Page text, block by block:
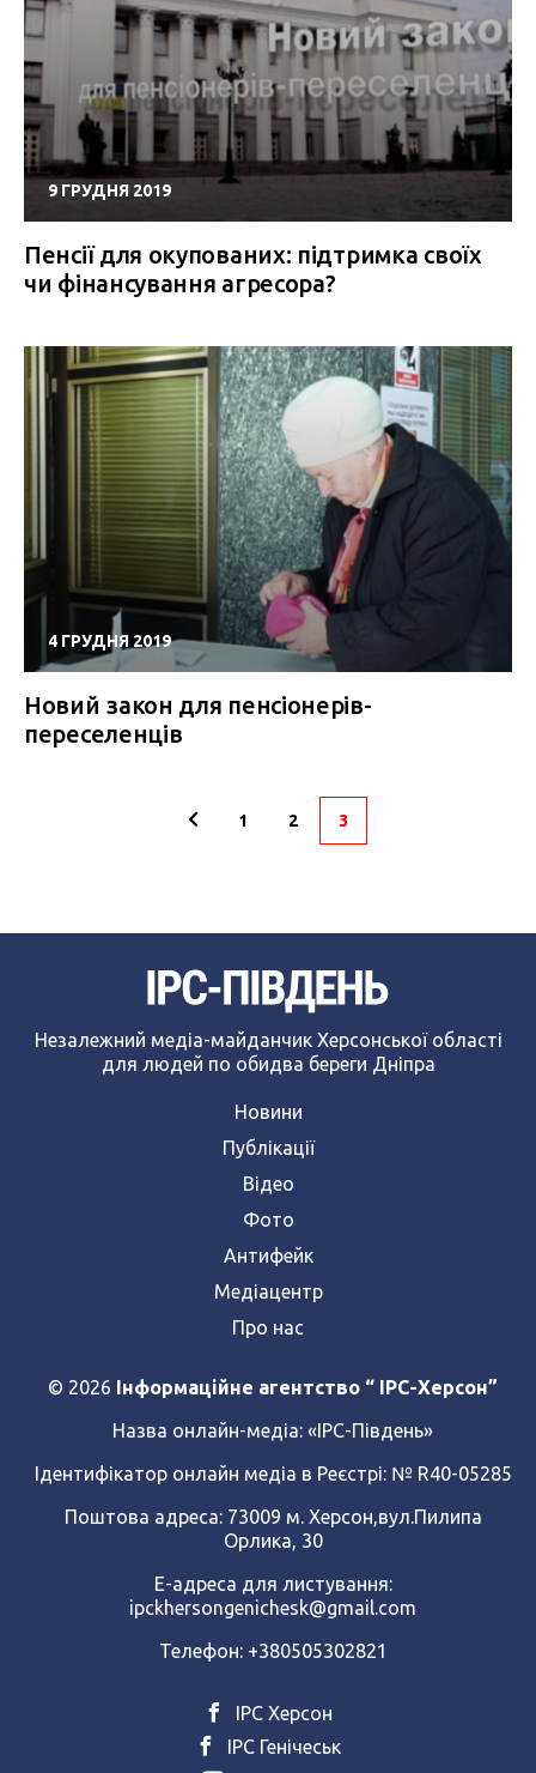
9 ГРУДНЯ 2019
Пенсії для окупованих: підтримка своїх
чи фінансування агресора?
4 ГРУДНЯ 2019
Новий закон для пенсіонерів-
переселенців
1 2 3
Незалежний медіа-майданчик Херсонської області
для людей по обидва береги Дніпра
Новини
Публікації
Відео
Фото
Антифейк
Медіацентр
Про нас
© 2026 Інформаційне агентство “ IPC-Херсон”
Назва онлайн-медіа: «ІРС-Південь»
Ідентифікатор онлайн медіа в Реєстрі: № R40-05285
Поштова адреса: 73009 м. Херсон,вул.Пилипа
Орлика, 30
Е-адреса для листування:
ipckhersongenichesk@gmail.com
Телефон: +380505302821
ІРС Херсон
ІРС Генічеськ